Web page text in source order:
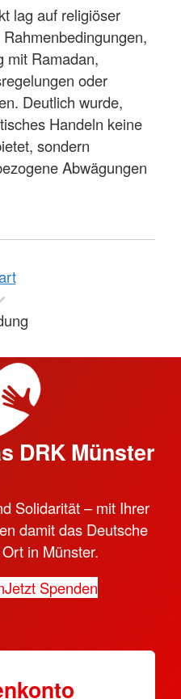
lag auf religiöser
mit Ramadan,
oder
Deutlich wurde,
Handeln keine
sondern
Abwägungen
DRK Münster
Solidarität – mit Ihrer
damit das Deutsche
in Münster.
Jetzt Spenden